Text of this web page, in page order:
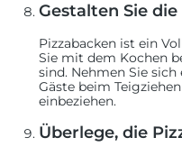
Gestalten Sie
Pizzabacken ist ein
Sie mit dem Kochen
sind. Nehmen Sie
Gäste beim
einbeziehen.
Überlege, die